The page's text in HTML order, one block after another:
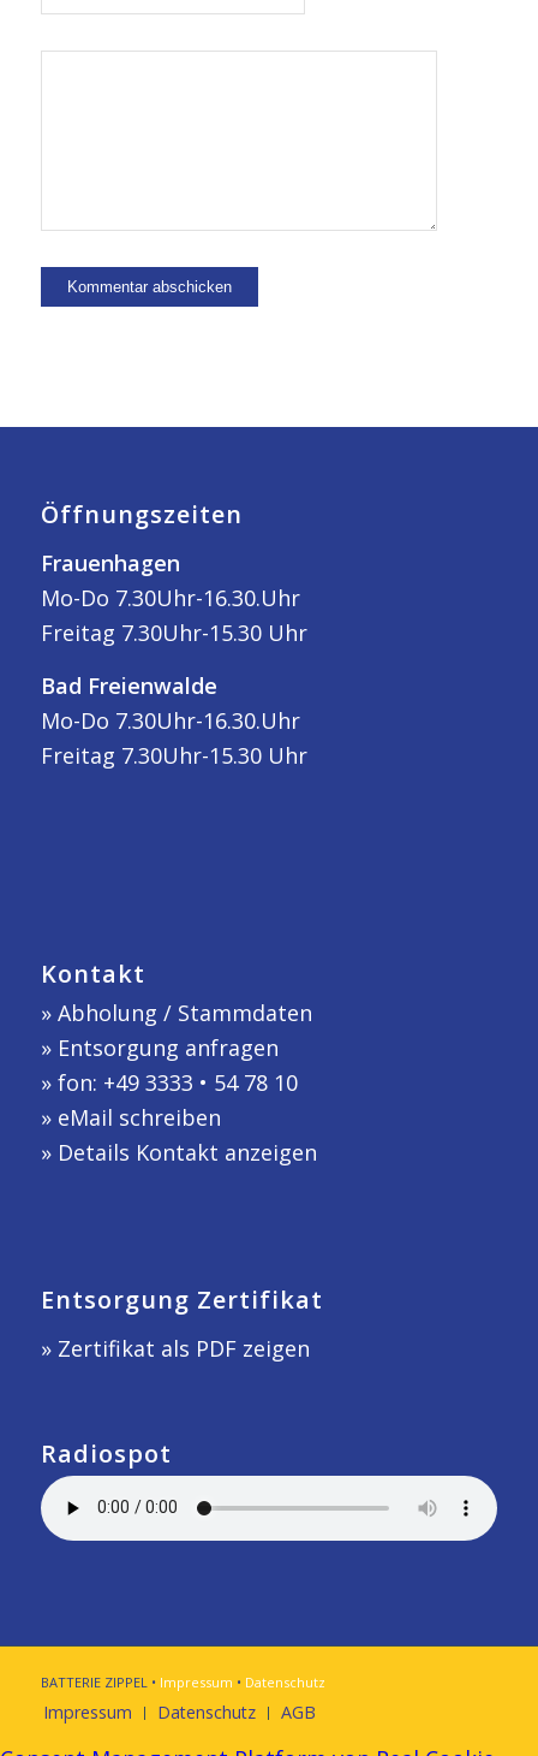
Öffnungszeiten
Frauenhagen
Mo-Do 7.30Uhr-16.30.Uhr
Freitag 7.30Uhr-15.30 Uhr
Bad Freienwalde
Mo-Do 7.30Uhr-16.30.Uhr
Freitag 7.30Uhr-15.30 Uhr
Kontakt
» Abholung / Stammdaten
» Entsorgung anfragen
» fon: +49 3333 • 54 78 10
» eMail schreiben
» Details Kontakt anzeigen
Entsorgung Zertifikat
» Zertifikat als PDF zeigen
Radiospot
BATTERIE ZIPPEL • Impressum • Datenschutz
Impressum Datenschutz AGB